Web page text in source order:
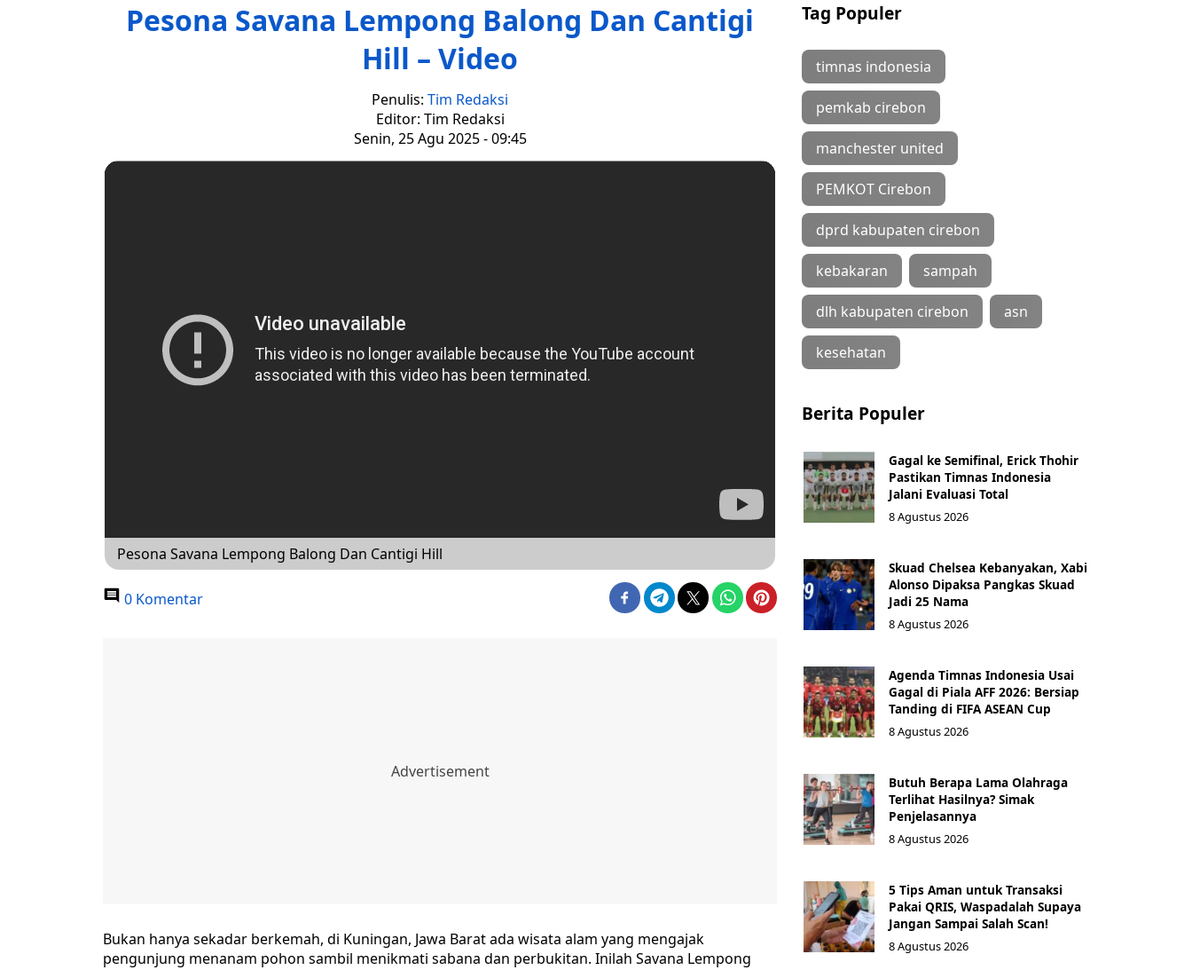
Pesona Savana Lempong Balong Dan Cantigi
Hill – Video
Penulis: Tim Redaksi
Editor: Tim Redaksi
Senin, 25 Agu 2025 - 09:45
Pesona Savana Lempong Balong Dan Cantigi Hill
0 Komentar
Bukan hanya sekadar berkemah, di Kuningan, Jawa Barat ada wisata alam yang mengajak
pengunjung menanam pohon sambil menikmati sabana dan perbukitan. Inilah Savana Lempong
Tag Populer
timnas indonesia
pemkab cirebon
manchester united
PEMKOT Cirebon
dprd kabupaten cirebon
kebakaran sampah
dlh kabupaten cirebon asn
kesehatan
Berita Populer
Gagal ke Semifinal, Erick Thohir
Pastikan Timnas Indonesia
Jalani Evaluasi Total
8 Agustus 2026
Skuad Chelsea Kebanyakan, Xabi
Alonso Dipaksa Pangkas Skuad
Jadi 25 Nama
8 Agustus 2026
Agenda Timnas Indonesia Usai
Gagal di Piala AFF 2026: Bersiap
Tanding di FIFA ASEAN Cup
8 Agustus 2026
Butuh Berapa Lama Olahraga
Terlihat Hasilnya? Simak
Penjelasannya
8 Agustus 2026
5 Tips Aman untuk Transaksi
Pakai QRIS, Waspadalah Supaya
Jangan Sampai Salah Scan!
8 Agustus 2026